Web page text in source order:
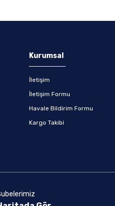
Kurumsal
İletişim
İletişim Formu
Havale Bildirim Formu
Kargo Takibi